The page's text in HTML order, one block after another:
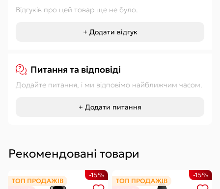
Відгуків про цей товар ще не було.
+ Додати відгук
Питання та відповіді
Додайте питання, і ми відповімо найближчим часом.
+ Додати питання
Рекомендовані товари
ТОП ПРОДАЖІВ
-15%
ТОП ПРОДАЖІВ
-15%